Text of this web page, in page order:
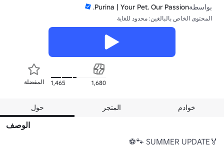
بواسطةPurina | Your Pet. Our Passion.
المحتوى الخاص بالبالغين: محدود للغاية
المفضلة 1,465 1,680
حول المتجر خوادم
الوصف